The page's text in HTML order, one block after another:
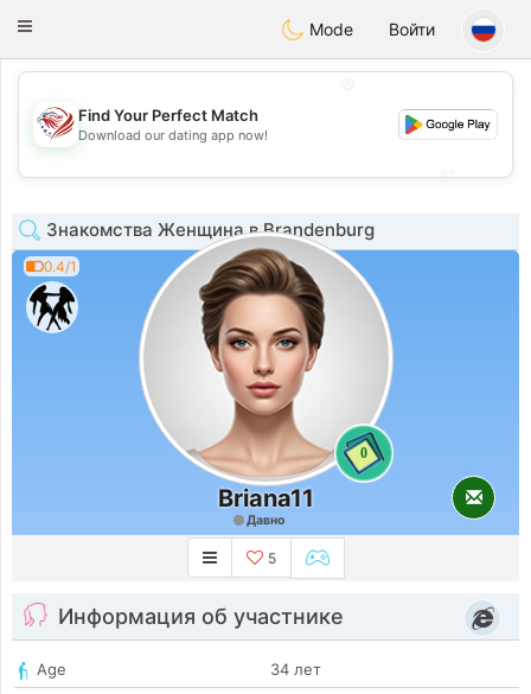
Dating
Toggle
Mode Войти
💖
💕
Find Your Perfect Match
Download our dating app now!
Знакомства Женщина в Brandenburg
0.4/1
0
Briana11
Давно
5
Информация об участнике
Age
34 лет